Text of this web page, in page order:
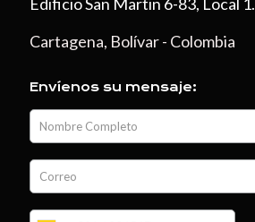
Cartagena, Bolívar - Colombia
Envíenos su mensaje: